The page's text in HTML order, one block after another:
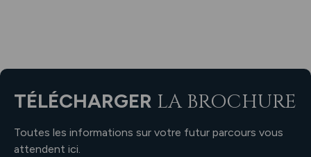
TÉLÉCHARGER LA BROCHURE
Toutes les informations sur votre futur parcours vous
attendent ici.